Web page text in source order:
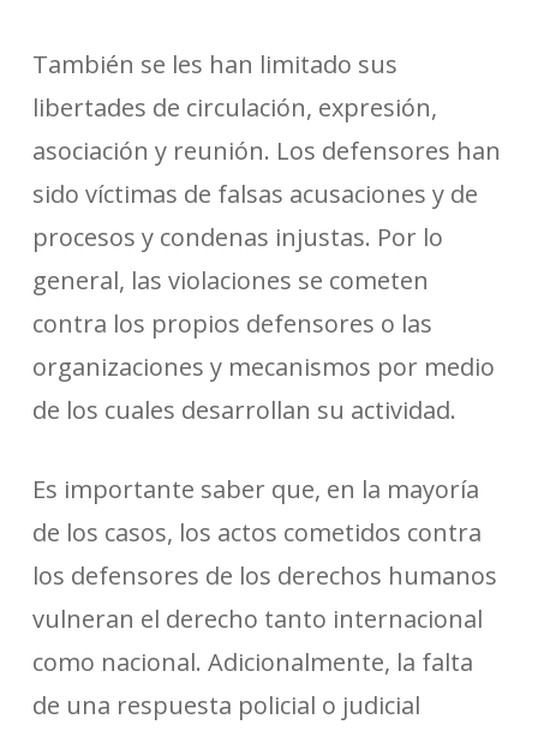
También se les han limitado sus
libertades de circulación, expresión,
asociación y reunión. Los defensores han
sido víctimas de falsas acusaciones y de
procesos y condenas injustas. Por lo
general, las violaciones se cometen
contra los propios defensores o las
organizaciones y mecanismos por medio
de los cuales desarrollan su actividad.
Es importante saber que, en la mayoría
de los casos, los actos cometidos contra
los defensores de los derechos humanos
vulneran el derecho tanto internacional
como nacional. Adicionalmente, la falta
de una respuesta policial o judicial